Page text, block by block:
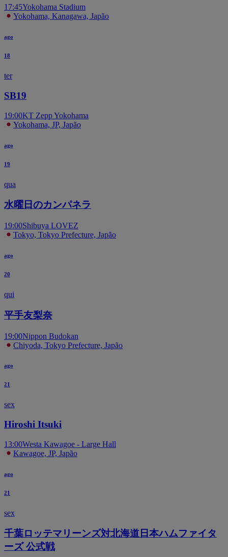
17:45Yokohama Stadium
Yokohama, Kanagawa, Japão
ago
18
ter
SB19
19:00KT Zepp Yokohama
Yokohama, JP, Japão
ago
19
qua
水曜日のカンパネラ
19:00Shibuya LOVEZ
Tokyo, Tokyo Prefecture, Japão
ago
20
qui
平手友梨奈
19:00Nippon Budokan
Chiyoda, Tokyo Prefecture, Japão
ago
21
sex
Hiroshi Itsuki
13:00Westa Kawagoe - Large Hall
Kawagoe, JP, Japão
ago
21
sex
千葉ロッテマリーンズ対北海道日本ハムファイタ
ーズ 公式戦